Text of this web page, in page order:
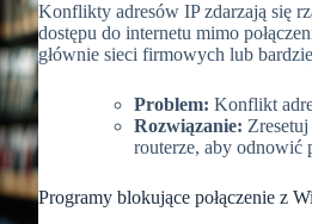
Konflikty adresów IP zdarzają się
dostępu do internetu mimo
głównie sieci firmowych lub
Problem: Konflikt
Rozwiązanie:
routerze, aby odnowić
Programy blokujące połączenie z